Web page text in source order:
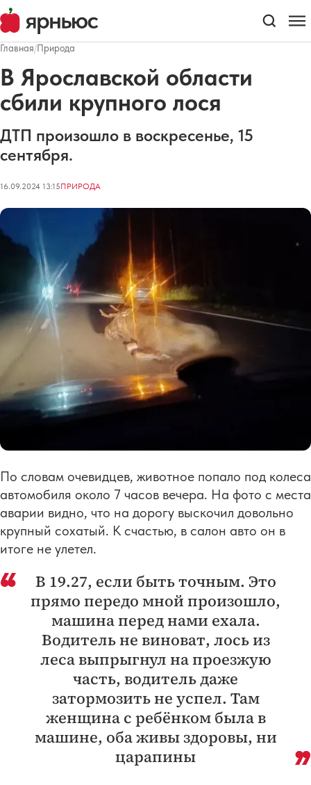
Главная/Природа
В Ярославской области
сбили крупного лося
ДТП произошло в воскресенье, 15
сентября.
16.09.2024 13:15ПРИРОДА
По словам очевидцев, животное попало под колеса
автомобиля около 7 часов вечера. На фото с места
аварии видно, что на дорогу выскочил довольно
крупный сохатый. К счастью, в салон авто он в
итоге не улетел.
В 19.27, если быть точным. Это
прямо передо мной произошло,
машина перед нами ехала.
Водитель не виноват, лось из
леса выпрыгнул на проезжую
часть, водитель даже
затормозить не успел. Там
женщина с ребёнком была в
машине, оба живы здоровы, ни
царапины